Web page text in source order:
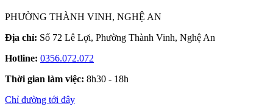
PHƯỜNG THÀNH VINH, NGHỆ AN
Địa chỉ: Số 72 Lê Lợi, Phường Thành Vinh, Nghệ An
Hotline: 0356.072.072
Thời gian làm việc: 8h30 - 18h
Chỉ đường tới đây